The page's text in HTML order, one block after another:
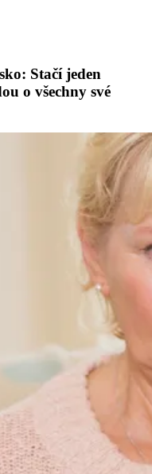
Stačí jeden
o všechny své